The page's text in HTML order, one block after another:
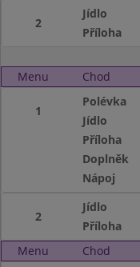
2
Jídlo
Příloha
Menu Chod
1
Polévka
Jídlo
Příloha
Doplněk
Nápoj
2
Jídlo
Příloha
Menu
Chod